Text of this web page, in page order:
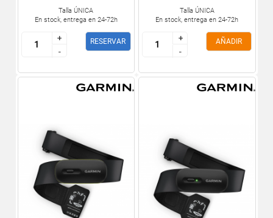
Talla ÚNICA
En stock, entrega en 24-72h
+
-
+
-
RESERVAR
Talla ÚNICA
En stock, entrega en 24-72h
+
-
+
-
AÑADIR